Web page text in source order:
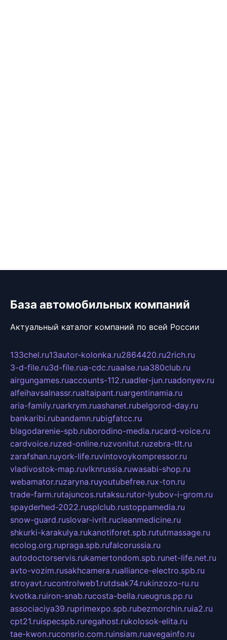
База автомобильных компаний
Актуальный каталог компаний по всей России
133chel.ru13autor-kolonka.ru2864420.ru2rich.ru
3-d-file.ru3d-file.rua-cdc.ruaalse.rua380club.ru
airgungames.ruaccounts-112.ruadler-jun.ruadonyev.ru
alfeihavsalnassr.rualtaipant.ruargentinamia.ru
aria-family.ruarkrym.ruashanet.rubelgorod-day.ru
bankaribi.rubandamn.rubigfatcc.ru
blagodarenie-spb.ruborodino-media.rucard-voice.ru
cardvoice.ruzed-online.ruzvonitut.ruzebra-tlt.ru
zarafshan.ruyork-life.ruvintovoykompressor.ru
vladivostok-map.ruvlknrussia.ruwasabi-shop.ru
webamator.ruzaryna.ruyoutubefree.rux-ton.ru
trade-farm.rutajuncos.rutaksu.rutor-lyubov-i-grom.ru
spayderhed-2022.rusplclub.rustoppamedia.ru
snow-guard.ruslovar-ivrit.rucleanmedicine.ru
shkurki-karakulya.rukanotiforet.spb.rututmassage.ru
ecolog.org.rupraga.spb.rufalcorussia.ru
autodoctorservis.rukamertondom.spb.runet-life.net.ru
avto-vozim.rusakhcamera.rualliance-electro.spb.ru
stroyavt.rucontrolweb1.rutdsak74.rukinzozo-ru.ru
kvotka.ruiron-snab.rucosta-bella.rueugrus.pp.ru
associaciya39.ruprimexpo.spb.rubezmorchin.ruia2.ru
cpt21.ruispecspb.ruregahost.rukolosok-elita.ru
tae-kwon.ruconsrio.com.ruinsiam.ruavegainfo.ru